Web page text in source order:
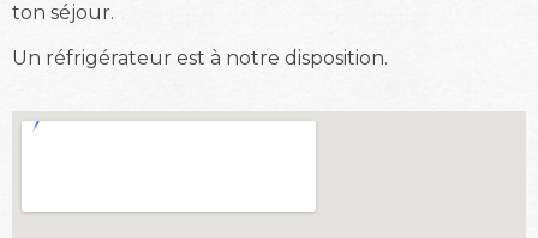
ton séjour.
Un réfrigérateur est à notre disposition.